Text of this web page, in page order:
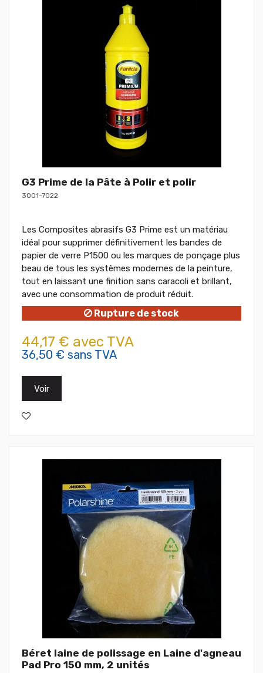
G3 Prime de la Pâte à Polir et polir
3001-7022
Les Composites abrasifs G3 Prime est un matériau
idéal pour supprimer définitivement les bandes de
papier de verre P1500 ou les marques de ponçage plus
beau de tous les systèmes modernes de la peinture,
tout en laissant une finition sans caracoli et brillant,
avec une consommation de produit réduit.
Rupture de stock
44,17 € avec TVA
36,50 € sans TVA
Voir
Béret laine de polissage en Laine d'agneau
Pad Pro 150 mm, 2 unités